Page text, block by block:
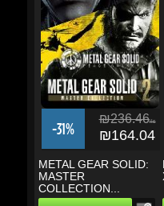
-31%
₪236.46ils
₪164.04
METAL GEAR SOLID:
MASTER
COLLECTION...
הזמן